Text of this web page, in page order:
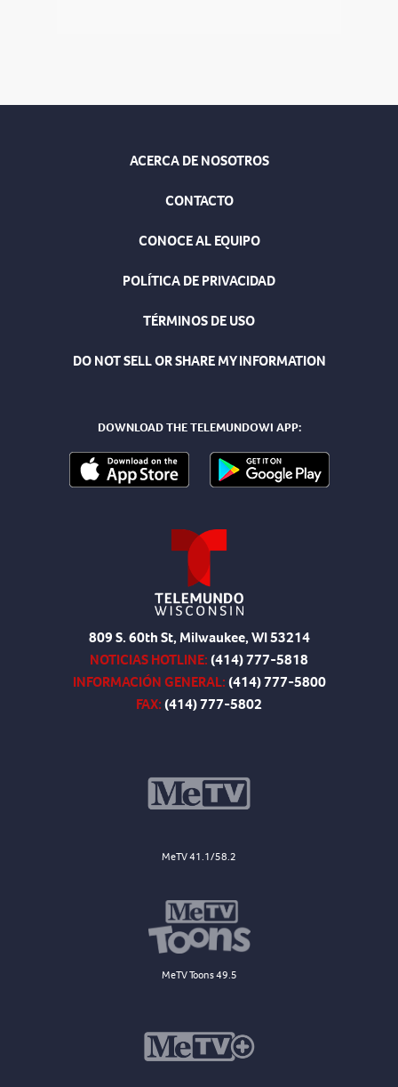
ACERCA DE NOSOTROS
CONTACTO
CONOCE AL EQUIPO
POLÍTICA DE PRIVACIDAD
TÉRMINOS DE USO
DO NOT SELL OR SHARE MY INFORMATION
DOWNLOAD THE TELEMUNDOWI APP:
809 S. 60th St, Milwaukee, WI 53214
NOTICIAS HOTLINE:(414) 777-5818
INFORMACIÓN GENERAL:(414) 777-5800
FAX:(414) 777-5802
MeTV 41.1/58.2
MeTV Toons 49.5